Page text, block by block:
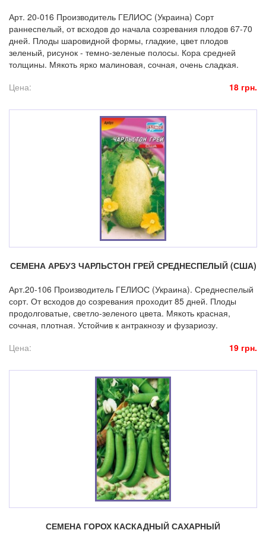
Арт. 20-016 Производитель ГЕЛИОС (Украина) Сорт
раннеспелый, от всходов до начала созревания плодов 67-70
дней. Плоды шаровидной формы, гладкие, цвет плодов
зеленый, рисунок - темно-зеленые полосы. Кора средней
толщины. Мякоть ярко малиновая, сочная, очень сладкая.
Цена:
18 грн.
СЕМЕНА АРБУЗ ЧАРЛЬСТОН ГРЕЙ СРЕДНЕСПЕЛЫЙ (США)
Арт.20-106 Производитель ГЕЛИОС (Украина). Среднеспелый
сорт. От всходов до созревания проходит 85 дней. Плоды
продолговатые, светло-зеленого цвета. Мякоть красная,
сочная, плотная. Устойчив к антракнозу и фузариозу.
Цена:
19 грн.
СЕМЕНА ГОРОХ КАСКАДНЫЙ САХАРНЫЙ